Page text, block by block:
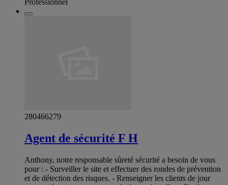
Professionnel
280466279
Agent de sécurité F H
Anthony, notre responsable sûreté sécurité a besoin de vous
pour : - Surveiller le site et effectuer des rondes de prévention
et de détection des risques. - Renseigner les clients de jour